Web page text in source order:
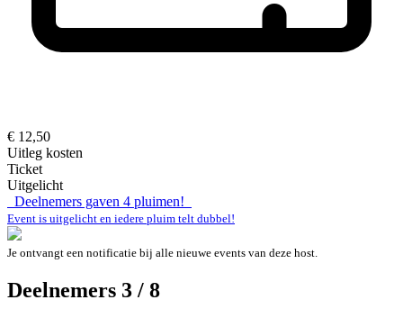
€ 12,50
Uitleg kosten
Ticket
Uitgelicht
Deelnemers gaven 4 pluimen!
Event is uitgelicht en iedere pluim telt dubbel!
Je ontvangt een notificatie bij alle nieuwe events van deze host.
Deelnemers 3 / 8